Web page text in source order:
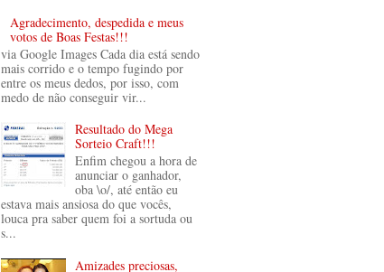
Agradecimento, despedida e meus
votos de Boas Festas!!!
via Google Images Cada dia está sendo
mais corrido e o tempo fugindo por
entre os meus dedos, por isso, com
medo de não conseguir vir...
Resultado do Mega
Sorteio Craft!!!
Enfim chegou a hora de
anunciar o ganhador,
oba \o/, até então eu
estava mais ansiosa do que vocês,
louca pra saber quem foi a sortuda ou
s...
Amizades preciosas,